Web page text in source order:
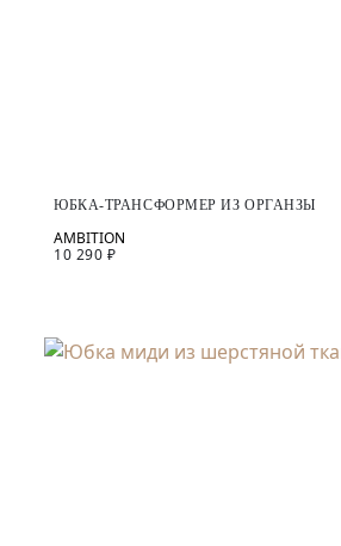
ЮБКА-ТРАНСФОРМЕР ИЗ ОРГАНЗЫ
10 290 ₽